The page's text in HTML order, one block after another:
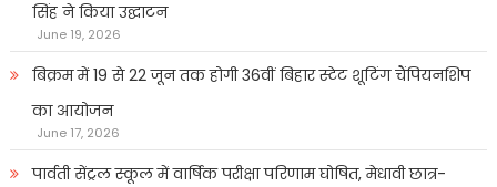
सिंह ने किया उद्घाटन
June 19, 2026
बिक्रम में 19 से 22 जून तक होगी 36वीं बिहार स्टेट शूटिंग चैंपियनशिप
का आयोजन
June 17, 2026
पार्वती सेंट्रल स्कूल में वार्षिक परीक्षा परिणाम घोषित, मेधावी छात्र-